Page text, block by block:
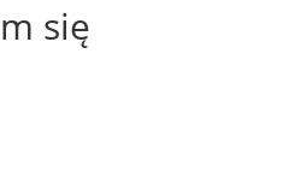
się